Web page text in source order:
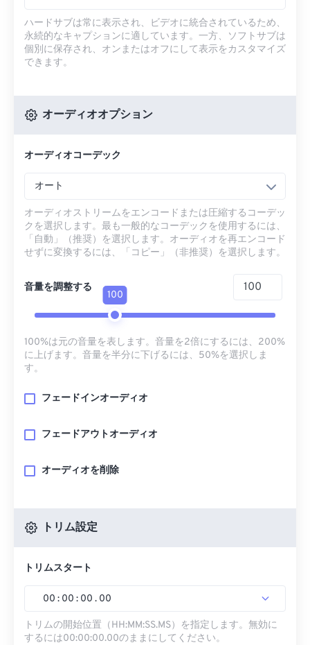
ハードサブは常に表示され、ビデオに統合されているため、
永続的なキャプションに適しています。一方、ソフトサブは
個別に保存され、オンまたはオフにして表示をカスタマイズ
できます。
オーディオオプション
オーディオコーデック
オート
オーディオストリームをエンコードまたは圧縮するコーデッ
クを選択します。最も一般的なコーデックを使用するには、
「自動」（推奨）を選択します。オーディオを再エンコード
せずに変換するには、「コピー」（非推奨）を選択します。
音量を調整する
100
100%は元の音量を表します。音量を2倍にするには、200%
に上げます。音量を半分に下げるには、50%を選択しま
す。
フェードインオーディオ
フェードアウトオーディオ
オーディオを削除
トリム設定
トリムスタート
00 : 00 : 00 . 00
トリムの開始位置（HH:MM:SS.MS）を指定します。無効に
するには00:00:00.00のままにしてください。